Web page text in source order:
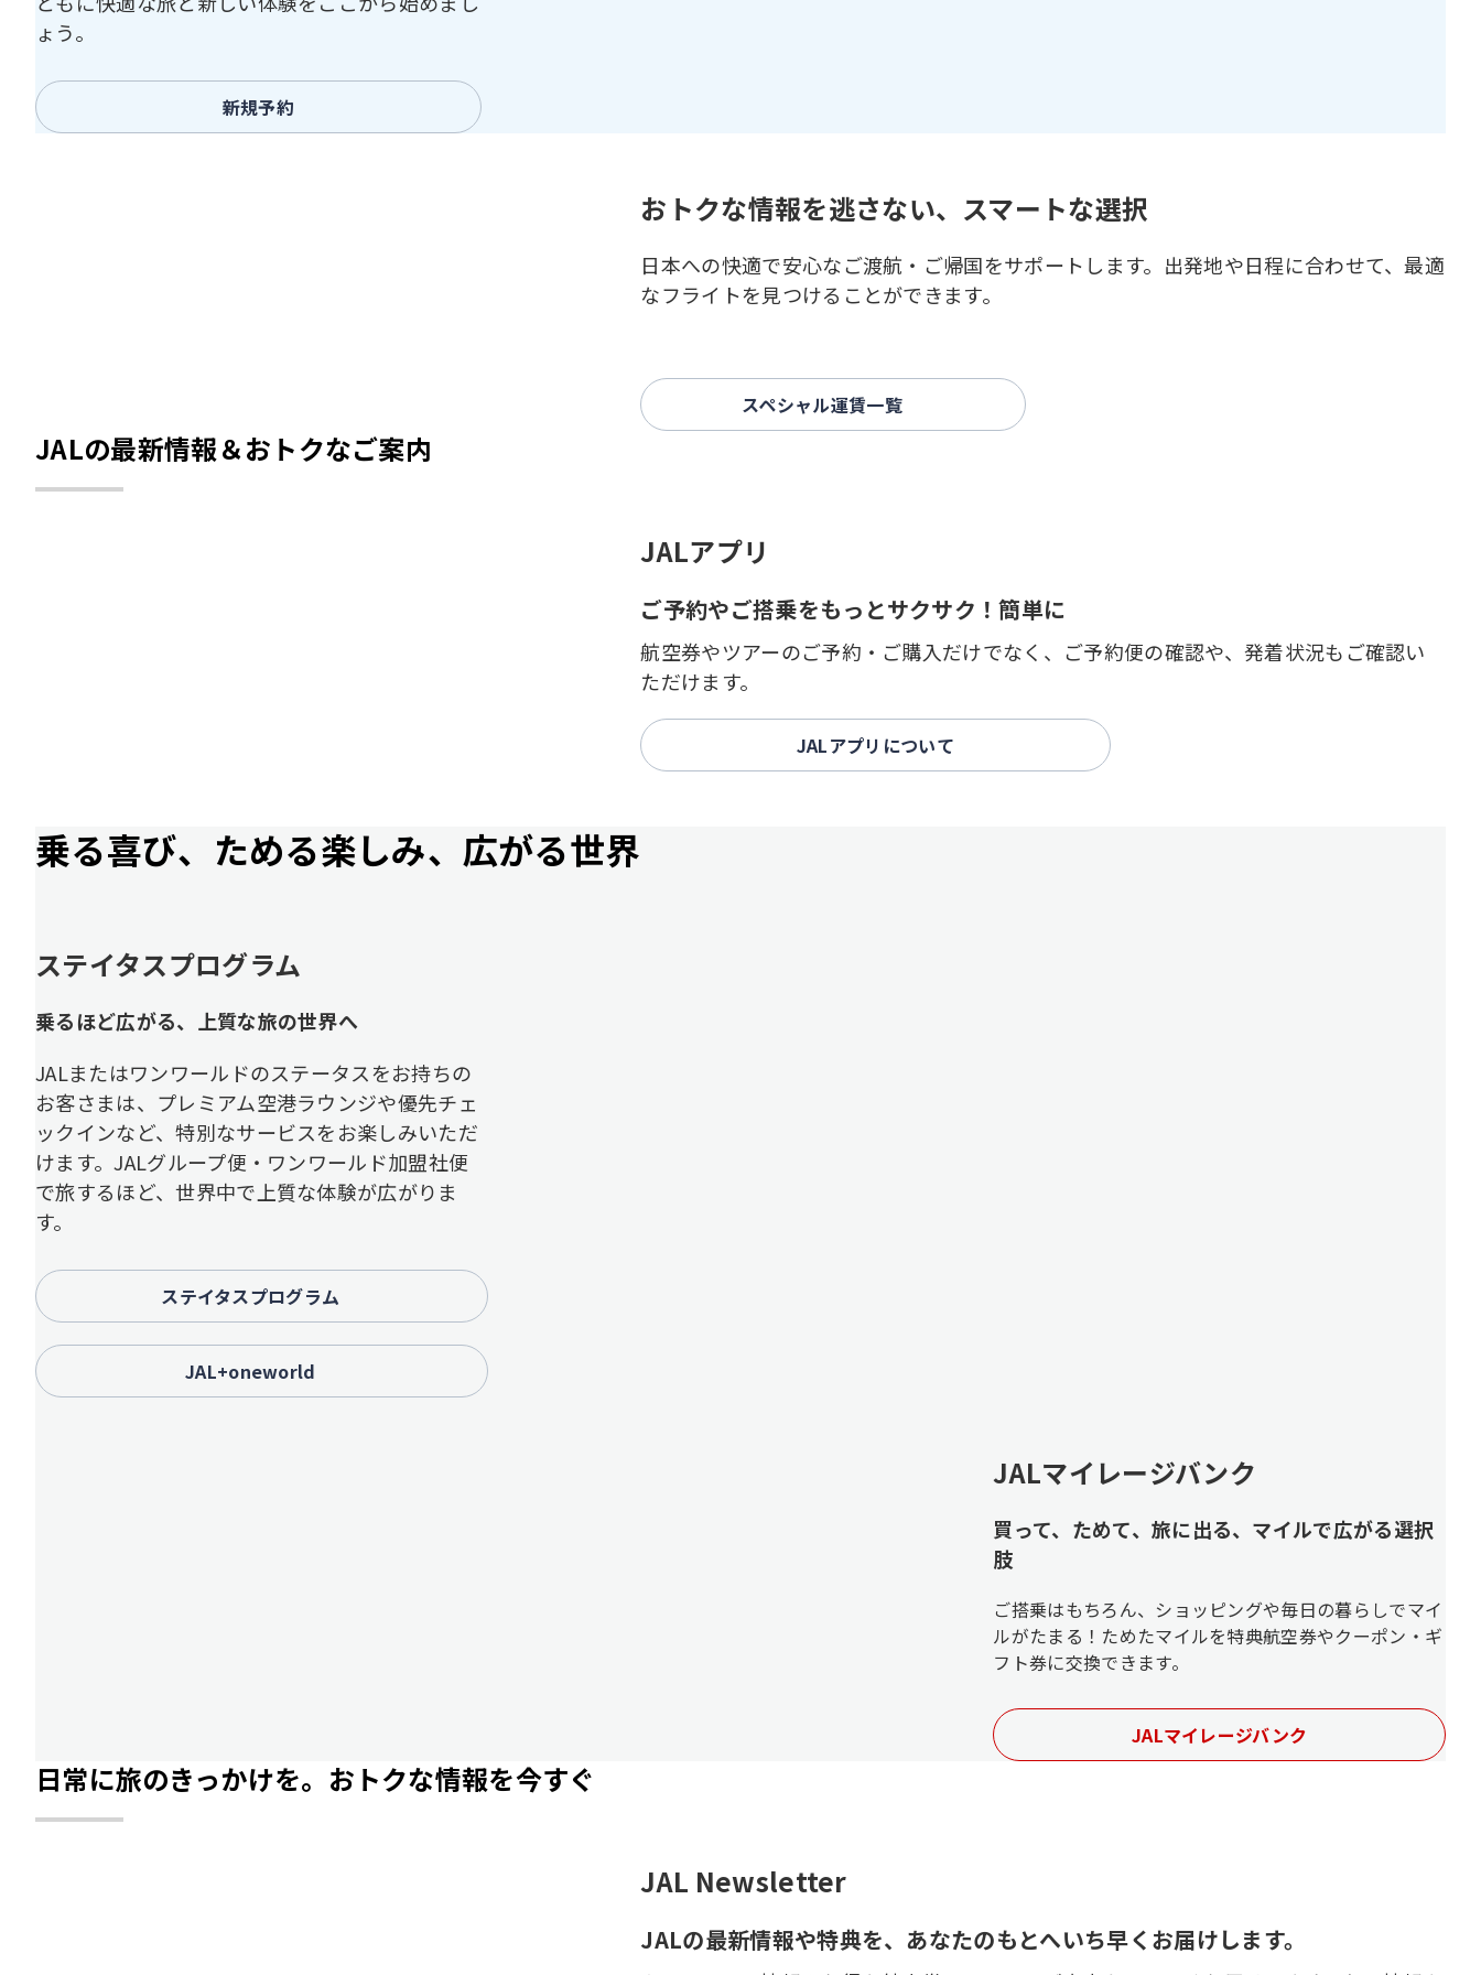
ょう。
新規予約
おトクな情報を逃さない、スマートな選択
日本への快適で安心なご渡航・ご帰国をサポートします。出発地や日程に合わせて、最適
なフライトを見つけることができます。
スペシャル運賃一覧
JALの最新情報＆おトクなご案内
JALアプリ
ご予約やご搭乗をもっとサクサク！簡単に
航空券やツアーのご予約・ご購入だけでなく、ご予約便の確認や、発着状況もご確認い
ただけます。
JALアプリについて
乗る喜び、ためる楽しみ、広がる世界
ステイタスプログラム
乗るほど広がる、上質な旅の世界へ
JALまたはワンワールドのステータスをお持ちの
お客さまは、プレミアム空港ラウンジや優先チェ
ックインなど、特別なサービスをお楽しみいただ
けます。JALグループ便・ワンワールド加盟社便
で旅するほど、世界中で上質な体験が広がりま
す。
ステイタスプログラム
JAL+oneworld
JALマイレージバンク
買って、ためて、旅に出る、マイルで広がる選択
肢
ご搭乗はもちろん、ショッピングや毎日の暮らしでマイ
ルがたまる！ためたマイルを特典航空券やクーポン・ギ
フト券に交換できます。
JALマイレージバンク
日常に旅のきっかけを。おトクな情報を今すぐ
JAL Newsletter
JALの最新情報や特典を、あなたのもとへいち早くお届けします。